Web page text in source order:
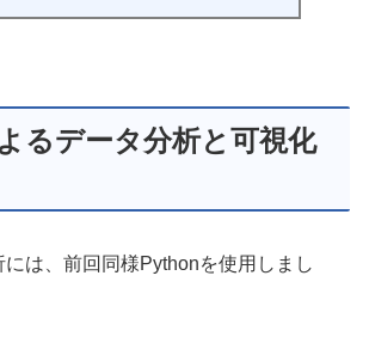
るデータ分析と可視化
は、前回同様Pythonを使用しまし